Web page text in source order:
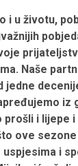
i u životu,
Naše
jedne
iz
prošli i lijepe
ove
i